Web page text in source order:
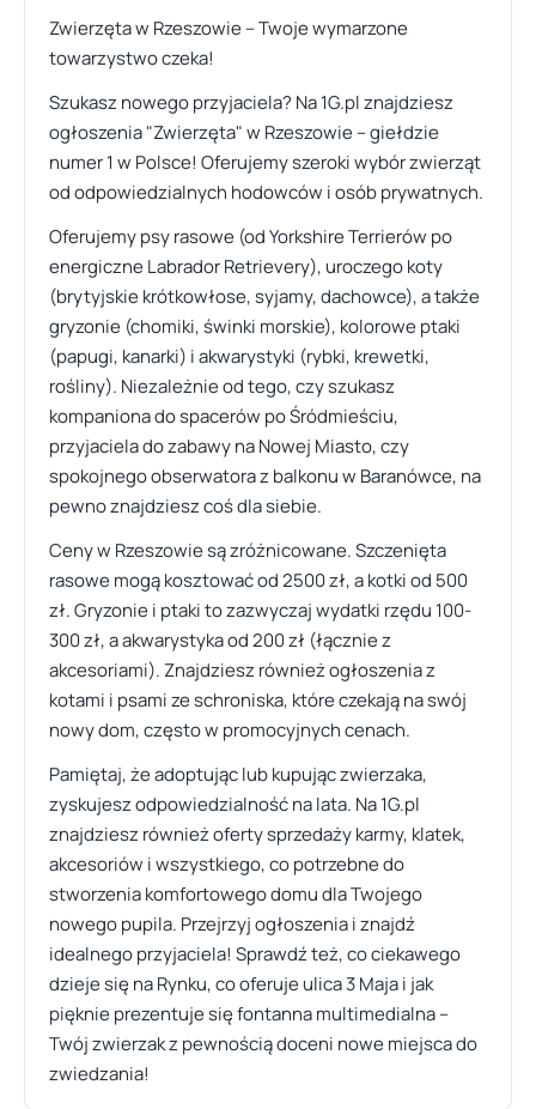
Zwierzęta w Rzeszowie – Twoje wymarzone
towarzystwo czeka!
Szukasz nowego przyjaciela? Na 1G.pl znajdziesz
ogłoszenia "Zwierzęta" w Rzeszowie – giełdzie
numer 1 w Polsce! Oferujemy szeroki wybór zwierząt
od odpowiedzialnych hodowców i osób prywatnych.
Oferujemy psy rasowe (od Yorkshire Terrierów po
energiczne Labrador Retrievery), uroczego koty
(brytyjskie krótkowłose, syjamy, dachowce), a także
gryzonie (chomiki, świnki morskie), kolorowe ptaki
(papugi, kanarki) i akwarystyki (rybki, krewetki,
rośliny). Niezależnie od tego, czy szukasz
kompaniona do spacerów po Śródmieściu,
przyjaciela do zabawy na Nowej Miasto, czy
spokojnego obserwatora z balkonu w Baranówce, na
pewno znajdziesz coś dla siebie.
Ceny w Rzeszowie są zróżnicowane. Szczenięta
rasowe mogą kosztować od 2500 zł, a kotki od 500
zł. Gryzonie i ptaki to zazwyczaj wydatki rzędu 100-
300 zł, a akwarystyka od 200 zł (łącznie z
akcesoriami). Znajdziesz również ogłoszenia z
kotami i psami ze schroniska, które czekają na swój
nowy dom, często w promocyjnych cenach.
Pamiętaj, że adoptując lub kupując zwierzaka,
zyskujesz odpowiedzialność na lata. Na 1G.pl
znajdziesz również oferty sprzedaży karmy, klatek,
akcesoriów i wszystkiego, co potrzebne do
stworzenia komfortowego domu dla Twojego
nowego pupila. Przejrzyj ogłoszenia i znajdź
idealnego przyjaciela! Sprawdź też, co ciekawego
dzieje się na Rynku, co oferuje ulica 3 Maja i jak
pięknie prezentuje się fontanna multimedialna –
Twój zwierzak z pewnością doceni nowe miejsca do
zwiedzania!